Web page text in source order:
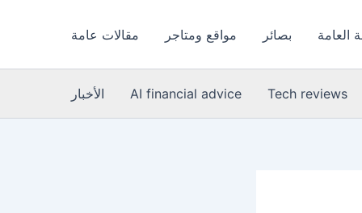
العامة بصائر مواقع ومتاجر مقالات عامة
Tech reviews
AI financial advice الأخبار